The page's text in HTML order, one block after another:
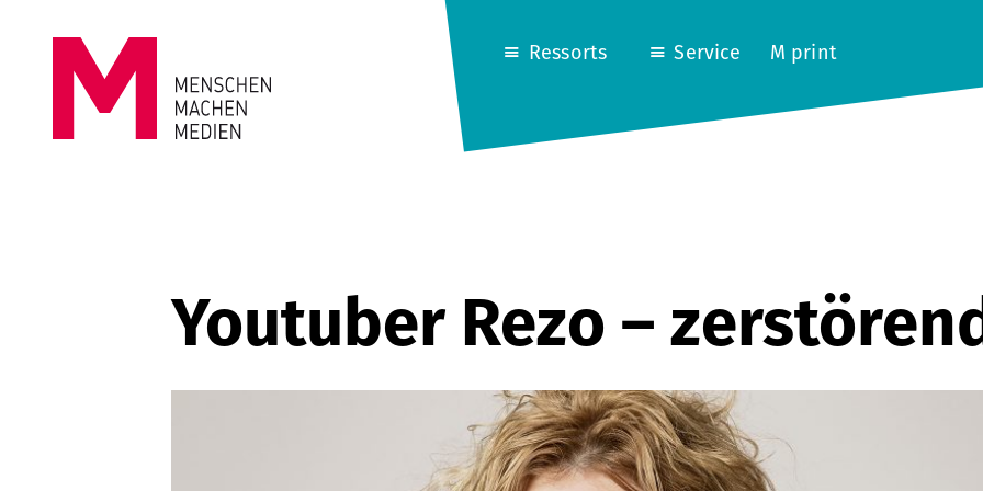
MEDIEN
Ressorts Service M print
Youtuber Rezo –